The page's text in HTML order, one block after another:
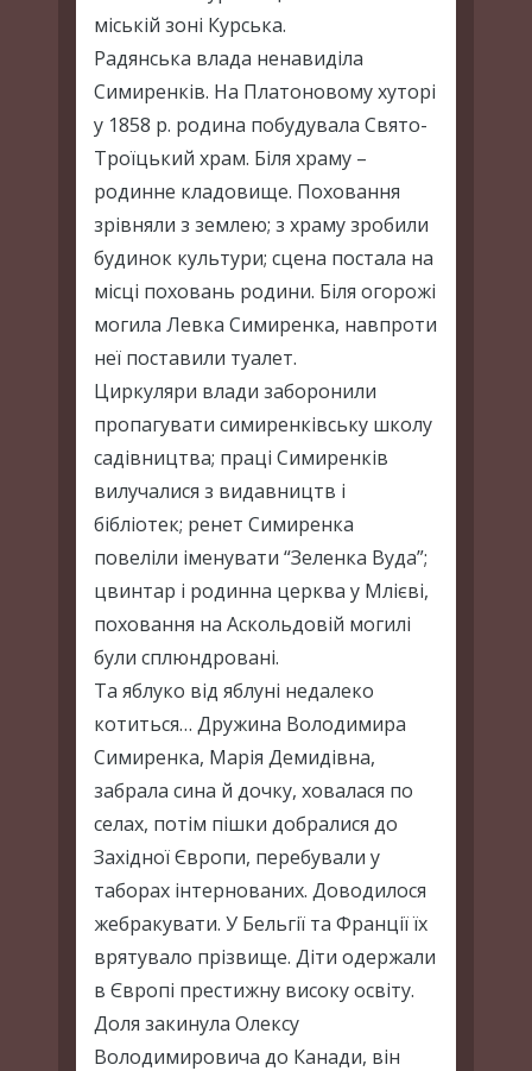
міській зоні Курська.
Радянська влада ненавиділа
Симиренків. На Платоновому хуторі
у 1858 р. родина побудувала Свято-
Троїцький храм. Біля храму –
родинне кладовище. Поховання
зрівняли з землею; з храму зробили
будинок культури; сцена постала на
місці поховань родини. Біля огорожі
могила Левка Симиренка, навпроти
неї поставили туалет.
Циркуляри влади заборонили
пропагувати симиренківську школу
садівництва; праці Симиренків
вилучалися з видавництв і
бібліотек; ренет Симиренка
повеліли іменувати “Зеленка Вуда”;
цвинтар і родинна церква у Млієві,
поховання на Аскольдовій могилі
були сплюндровані.
Та яблуко від яблуні недалеко
котиться… Дружина Володимира
Симиренка, Марія Демидівна,
забрала сина й дочку, ховалася по
селах, потім пішки добралися до
Західної Європи, перебували у
таборах інтернованих. Доводилося
жебракувати. У Бельгії та Франції їх
врятувало прізвище. Діти одержали
в Європі престижну високу освіту.
Доля закинула Олексу
Володимировича до Канади, він